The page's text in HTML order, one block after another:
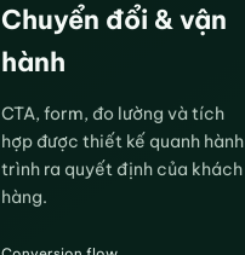
Chuyển đổi & vận
hành
CTA, form, đo lường và tích
hợp được thiết kế quanh hành
trình ra quyết định của khách
hàng.